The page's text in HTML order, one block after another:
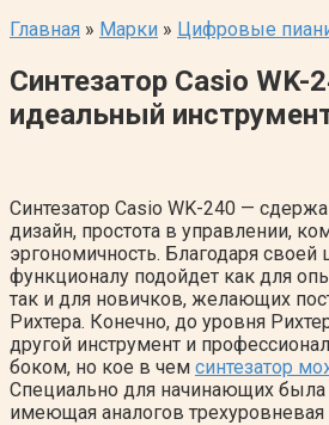
Главная » Марки » Цифровые
Синтезатор Casio WK-
идеальный
Синтезатор Casio WK-240 —
дизайн, простота в управлении,
эргономичность. Благодаря
функционалу подойдет как для
так и для новичков, желающих
Рихтера. Конечно, до уровня
другой инструмент и
боком, но кое в чем синтезатор
Специально для начинающих была
имеющая аналогов трехуровневая